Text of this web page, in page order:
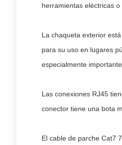
herramientas eléctricas o
La chaqueta exterior
para su uso en lugares
especialmente
Las conexiones RJ45
conector tiene una bota
El cable de parche Cat7